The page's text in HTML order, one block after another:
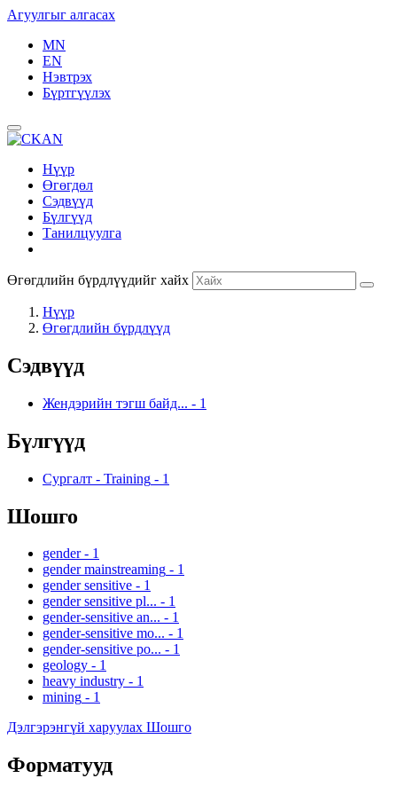
Агуулгыг алгасах
MN
EN
Нэвтрэх
Бүртгүүлэх
Нүүр
Өгөгдөл
Сэдвүүд
Бүлгүүд
Танилцуулга
Өгөгдлийн бүрдлүүдийг хайх
Нүүр
Өгөгдлийн бүрдлүүд
Сэдвүүд
Жендэрийн тэгш байд... - 1
Бүлгүүд
Сургалт - Training - 1
Шошго
gender - 1
gender mainstreaming - 1
gender sensitive - 1
gender sensitive pl... - 1
gender-sensitive an... - 1
gender-sensitive mo... - 1
gender-sensitive po... - 1
geology - 1
heavy industry - 1
mining - 1
Дэлгэрэнгүй харуулах Шошго
Форматууд